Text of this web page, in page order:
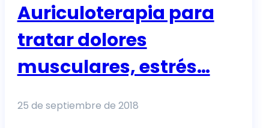
Auriculoterapia para
tratar dolores
musculares, estrés…
25 de septiembre de 2018